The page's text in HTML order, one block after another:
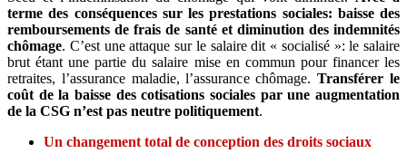
terme des conséquences sur les prestations sociales: baisse des
remboursements de frais de santé et diminution des indemnités
chômage. C’est une attaque sur le salaire dit « socialisé »: le salaire
brut étant une partie du salaire mise en commun pour financer les
retraites, l’assurance maladie, l’assurance chômage.Transférer le
coût de la baisse des cotisations sociales par une augmentation
de la CSG n’est pas neutre politiquement.
Un changement total de conception des droits sociaux